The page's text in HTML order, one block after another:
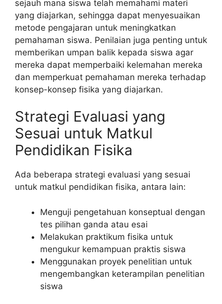
sejauh mana siswa telah memahami materi
yang diajarkan, sehingga dapat menyesuaikan
metode pengajaran untuk meningkatkan
pemahaman siswa. Penilaian juga penting untuk
memberikan umpan balik kepada siswa agar
mereka dapat memperbaiki kelemahan mereka
dan memperkuat pemahaman mereka terhadap
konsep-konsep fisika yang diajarkan.
Strategi Evaluasi yang
Sesuai untuk Matkul
Pendidikan Fisika
Ada beberapa strategi evaluasi yang sesuai
untuk matkul pendidikan fisika, antara lain:
Menguji pengetahuan konseptual dengan
tes pilihan ganda atau esai
Melakukan praktikum fisika untuk
mengukur kemampuan praktis siswa
Menggunakan proyek penelitian untuk
mengembangkan keterampilan penelitian
siswa